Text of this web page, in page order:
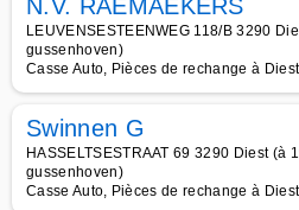
N.V. RAEMAEKERS
LEUVENSESTEENWEG 118/B 3290
gussenhoven)
Casse Auto, Pièces de rechange à Diest
Swinnen G
HASSELTSESTRAAT 69 3290 Diest (à
gussenhoven)
Casse Auto, Pièces de rechange à Diest